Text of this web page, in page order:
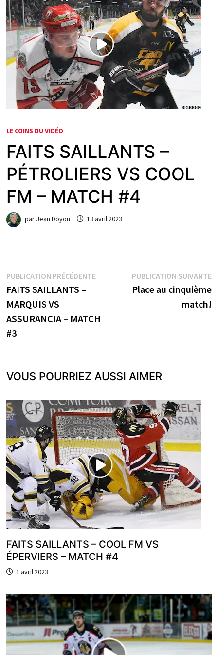
LE COINS DU VIDÉO
FAITS SAILLANTS –
PÉTROLIERS VS COOL
FM – MATCH #4
par Jean Doyon 18 avril 2023
Navigation
de
l’article
PUBLICATION PRÉCÉDENTEPublication
précédente :
FAITS SAILLANTS –
MARQUIS VS
ASSURANCIA – MATCH
#3
PUBLICATION SUIVANTE
Place au cinquième
match!
VOUS POURRIEZ AUSSI AIMER
FAITS SAILLANTS – COOL FM VS
ÉPERVIERS – MATCH #4
1 avril 2023